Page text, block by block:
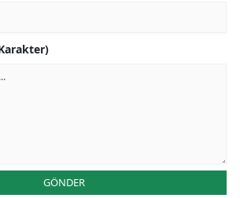
GÖNDER